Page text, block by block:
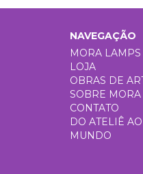
NAVEGAÇÃO
MORA LAMPS
LOJA
OBRAS DE
SOBRE MORA
CONTATO
DO ATELIÊ AO
MUNDO